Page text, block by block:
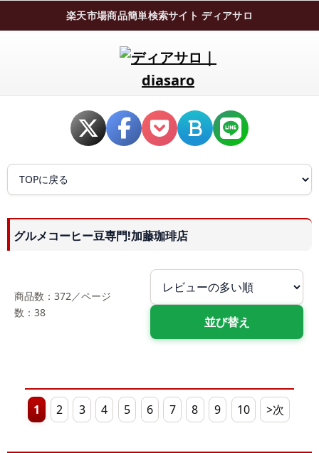
楽天市場商品簡単検索サイト ディアサロ
グルメコーヒー豆専門!加藤珈琲店
商品数：372／ページ
数：38
1 2 3 4 5 6 7 8 9 10 >次